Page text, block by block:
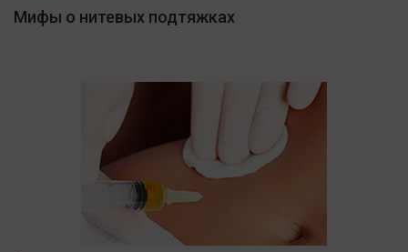
Мифы о нитевых подтяжках